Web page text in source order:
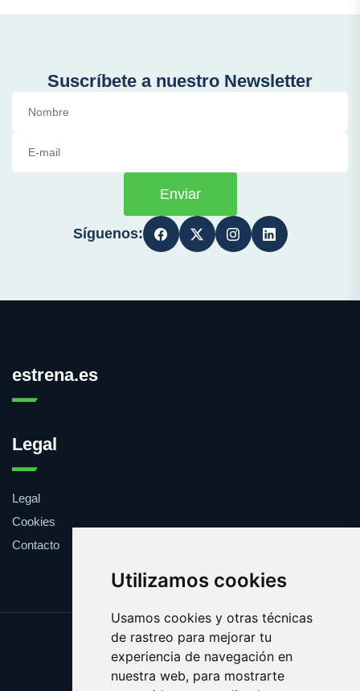
Utilizamos cookies
Usamos cookies y otras técnicas
de rastreo para mejorar tu
experiencia de navegación en
nuestra web, para mostrarte
Suscríbete a nuestro Newsletter
Enviar
Síguenos:
estrena.es
Legal
Legal
Cookies
Contacto
Update cookies preferences
Copyright © 2025 estrena.es